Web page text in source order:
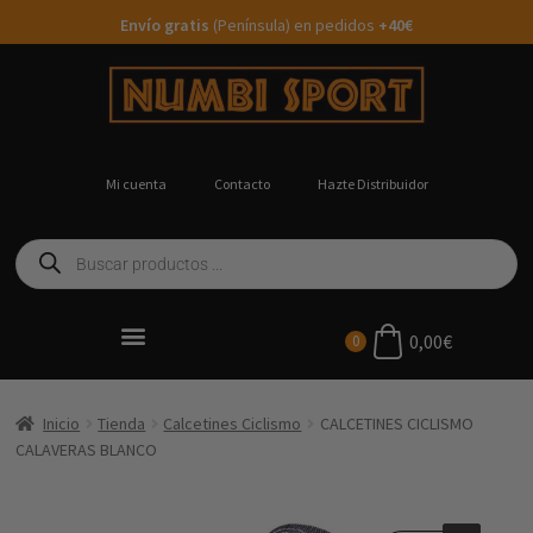
Envío gratis (Península) en pedidos +40€
Mi cuenta Contacto Hazte Distribuidor
0 0,00€
Inicio Tienda Calcetines Ciclismo
CALCETINES CICLISMO
CALAVERAS BLANCO